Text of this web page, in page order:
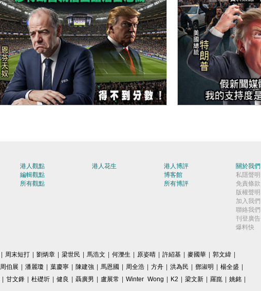
港人觀點
編輯觀點
所有觀點
港人花生
港人博評
博客館
所有博評
關於我們
私隱聲明
免責條款
版權聲明
加入我們
聯絡我們
刊登廣告
爆料快
周末短打 劉炳章 梁世民 馬浩文 何濼生 原姿晴 許紹基 麥國華 郭文緯
周伯展 潘麗瓊 葉慶寧 陳建強 馬恩國 周全浩 方舟 洪為民 鄧淑明 楊全盛
甘文鋒 杜礎圻 健良 聶廣男 盧展常 Winter Wong K2 梁文新 羅崑 姚銘